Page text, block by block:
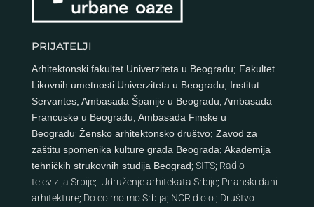
PRIJATELJI
Arhitektonski fakultet Univerziteta u Beogradu; Fakultet
Likovnih umetnosti Univerziteta u Beogradu; Institut
Servantes; Ambasada Španije u Beogradu; Ambasada
Francuske u Beogradu; Ambasada Finske u
Beogradu; Žensko arhitektonsko društvo; Zavod za
zaštitu spomenika kulture grada Beograda; Akademija
tehničkih strukovnih studija Beograd; SITS; Radio
televizija Srbije; Udruženje arhitekata Srbije; Piranski dani
arhitekture; Do.co.mo.mo Srbija; NCR d.o.o.; Društvo